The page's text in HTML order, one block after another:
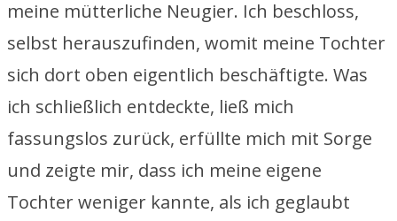
meine mütterliche Neugier. Ich beschloss,
selbst herauszufinden, womit meine Tochter
sich dort oben eigentlich beschäftigte. Was
ich schließlich entdeckte, ließ mich
fassungslos zurück, erfüllte mich mit Sorge
und zeigte mir, dass ich meine eigene
Tochter weniger kannte, als ich geglaubt